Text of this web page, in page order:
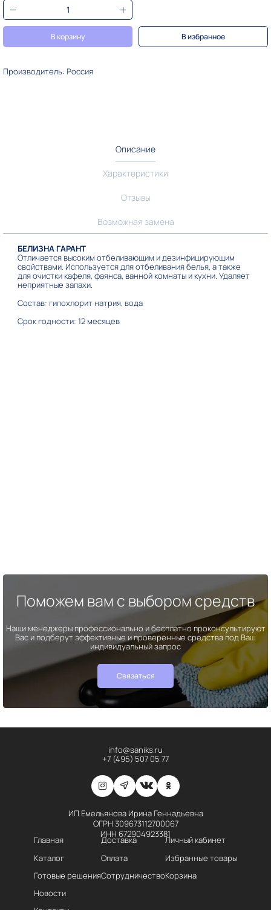
В корзину В избранное
Производитель: Россия
Описание
Характеристики
Отзывы
Возможная замена
БЕЛИЗНА ГАРАНТ
Отличается высоким отбеливающим и дезинфицирующим
свойствами. Используется для отбеливания белья, а также
для очистки кафеля, фаянса, ванной комнаты и кухни. Удаляет
неприятные запахи.
Состав: гипохлорит натрия, вода
Срок годности: 12 месяцев
Поможем вам с выбором средств
Наши менеджеры профессионально и бесплатно проконсультируют
Вас и подберут эффективные и проверенные средства под Ваш
индивидуальный запрос
Связаться
info@saniks.ru
+7 (495) 507 05 77
ИП Емельянова Ирина Геннадьевна
ОГРН 309673112700067
ИНН 672904923381
Главная
Каталог
Готовые решения
Новости
Доставка
Оплата
Сотрудничество
Личный кабинет
Избранные товары
Корзина